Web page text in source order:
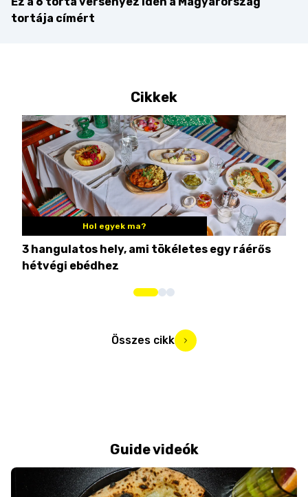
tortája címért
Cikkek
Hol egyek ma?
3 hangulatos hely, ami tökéletes egy ráérős
hétvégi ebédhez
Összes cikk
Guide videók